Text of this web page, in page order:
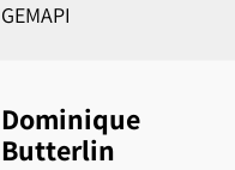
GEMAPI
Dominique
Butterlin